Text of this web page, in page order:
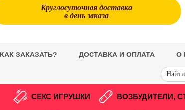
Круглосуточная доставка
в день заказа
КАК ЗАКАЗАТЬ? ДОСТАВКА И ОПЛАТА О
СЕКС ИГРУШКИ ВОЗБУДИТЕЛИ,